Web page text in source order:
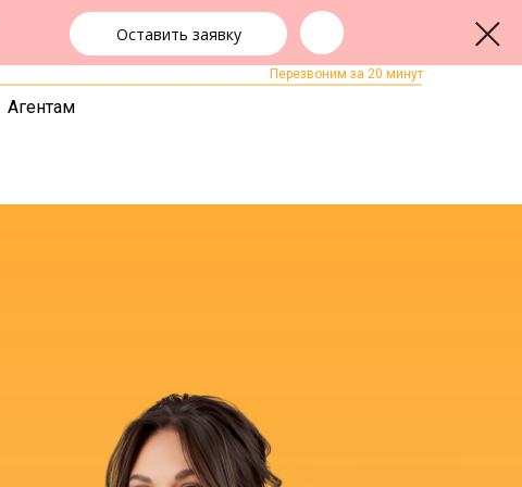
ЗАКАЗАТЬ ЗВОНОК
Перезвоним за 20 минут
Агентам
+7 (3822) 99-49-59
Оставить заявку